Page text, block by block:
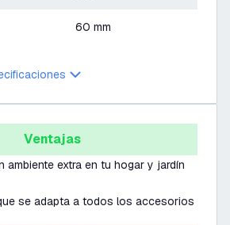
60 mm
Ventajas
ambiente extra en tu hogar y jardín
se adapta a todos los accesorios